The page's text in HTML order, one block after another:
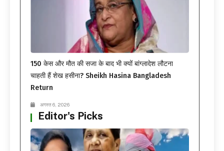
150 केस और मौत की सजा के बाद भी क्यों बांग्लादेश लौटना
चाहती हैं शेख हसीना? Sheikh Hasina Bangladesh
Return
अगस्त 6, 2026
Editor's Picks